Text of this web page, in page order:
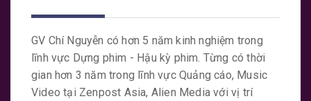
GV Chí Nguyễn có hơn 5 năm kinh nghiệm trong
lĩnh vực Dựng phim - Hậu kỳ phim. Từng có thời
gian hơn 3 năm trong lĩnh vực Quảng cáo, Music
Video tại Zenpost Asia, Alien Media với vị trí